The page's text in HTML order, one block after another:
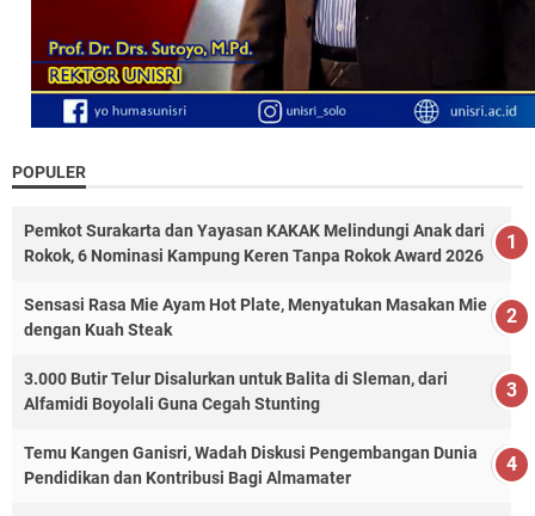
POPULER
Pemkot Surakarta dan Yayasan KAKAK Melindungi Anak dari
Rokok, 6 Nominasi Kampung Keren Tanpa Rokok Award 2026
Sensasi Rasa Mie Ayam Hot Plate, Menyatukan Masakan Mie
dengan Kuah Steak
3.000 Butir Telur Disalurkan untuk Balita di Sleman, dari
Alfamidi Boyolali Guna Cegah Stunting
Temu Kangen Ganisri, Wadah Diskusi Pengembangan Dunia
Pendidikan dan Kontribusi Bagi Almamater